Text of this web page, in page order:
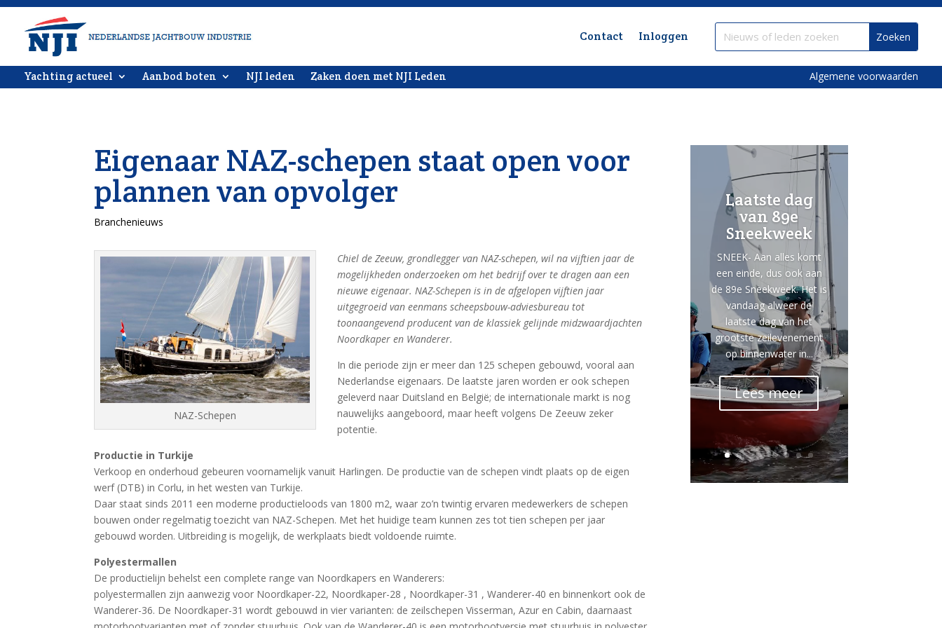
Contact Inloggen
Yachting actueel Aanbod boten NJI leden Zaken doen met NJI Leden Algemene voorwaarden
Eigenaar NAZ-schepen staat open voor
plannen van opvolger
Branchenieuws
NAZ-Schepen
Chiel de Zeeuw, grondlegger van NAZ-schepen, wil na vijftien jaar de
mogelijkheden onderzoeken om het bedrijf over te dragen aan een
nieuwe eigenaar. NAZ-Schepen is in de afgelopen vijftien jaar
uitgegroeid van eenmans scheepsbouw-adviesbureau tot
toonaangevend producent van de klassiek gelijnde midzwaardjachten
Noordkaper en Wanderer.
In die periode zijn er meer dan 125 schepen gebouwd, vooral aan
Nederlandse eigenaars. De laatste jaren worden er ook schepen
geleverd naar Duitsland en België; de internationale markt is nog
nauwelijks aangeboord, maar heeft volgens De Zeeuw zeker
potentie.
Productie in Turkije
Verkoop en onderhoud gebeuren voornamelijk vanuit Harlingen. De productie van de schepen vindt plaats op de eigen
werf (DTB) in Corlu, in het westen van Turkije.
Daar staat sinds 2011 een moderne productieloods van 1800 m2, waar zo’n twintig ervaren medewerkers de schepen
bouwen onder regelmatig toezicht van NAZ-Schepen. Met het huidige team kunnen zes tot tien schepen per jaar
gebouwd worden. Uitbreiding is mogelijk, de werkplaats biedt voldoende ruimte.
Polyestermallen
De productielijn behelst een complete range van Noordkapers en Wanderers:
polyestermallen zijn aanwezig voor Noordkaper-22, Noordkaper-28 , Noordkaper-31 , Wanderer-40 en binnenkort ook de
Wanderer-36. De Noordkaper-31 wordt gebouwd in vier varianten: de zeilschepen Visserman, Azur en Cabin, daarnaast
Laatste dag
van 89e
Sneekweek
SNEEK- Aan alles komt
een einde, dus ook aan
de 89e Sneekweek. Het is
vandaag alweer de
laatste dag van het
grootste zeilevenement
op binnenwater in...
Lees meer